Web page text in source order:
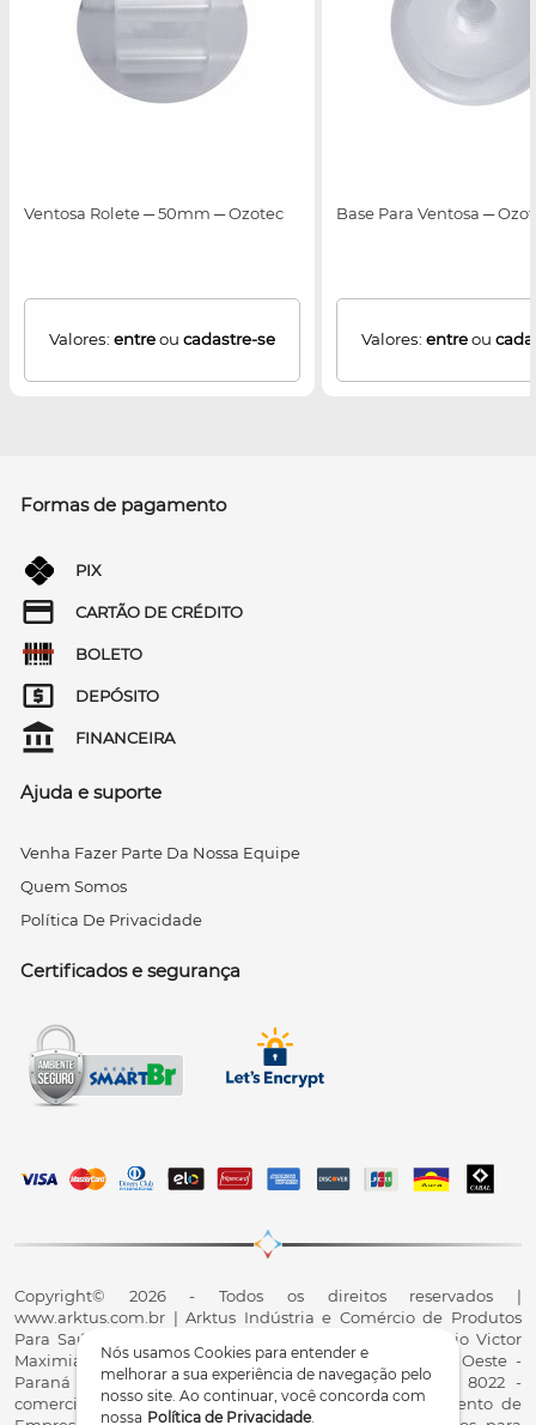
Nós usamos Cookies para entender e
melhorar a sua experiência de navegação pelo
nosso site. Ao continuar, você concorda com
nossa Política de Privacidade.
Ventosa Rolete ─ 50mm ─ Ozotec
Valores: entreou cadastre-se
Base Para Ventosa ─
Valores: entreou
Formas de pagamento
PIX
CARTÃO DE CRÉDITO
BOLETO
DEPÓSITO
FINANCEIRA
Ajuda e suporte
Venha Fazer Parte Da Nossa Equipe
Quem Somos
Política De Privacidade
Certificados e segurança
Copyright© 2026 - Todos os direitos reservados |
www.arktus.com.br | Arktus Indústria e Comércio de Produtos
Para Saúde Ltda | CNPJ: 01.417.367/0001-78 | R. Antônio Victor
Maximiano, 107, Parque Industrial II, Santa Tereza do Oeste -
Paraná - CEP 85825-900 - Fale conosco: 0800 200 8022 -
comercial@arktus.com.br | Autorização de Funcionamento de